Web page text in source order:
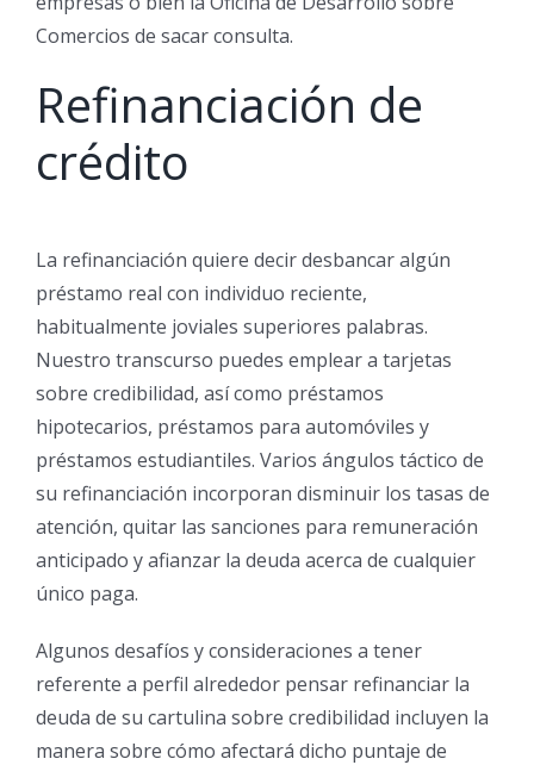
Comercios de sacar consulta.
Refinanciación de
crédito
La refinanciación quiere decir desbancar algún
préstamo real con individuo reciente,
habitualmente joviales superiores palabras.
Nuestro transcurso puedes emplear a tarjetas
sobre credibilidad, así como préstamos
hipotecarios, préstamos para automóviles y
préstamos estudiantiles. Varios ángulos táctico de
su refinanciación incorporan disminuir los tasas de
atención, quitar las sanciones para remuneración
anticipado y afianzar la deuda acerca de cualquier
único paga.
Algunos desafíos y consideraciones a tener
referente a perfil alrededor pensar refinanciar la
deuda de su cartulina sobre credibilidad incluyen la
manera sobre cómo afectará dicho puntaje de